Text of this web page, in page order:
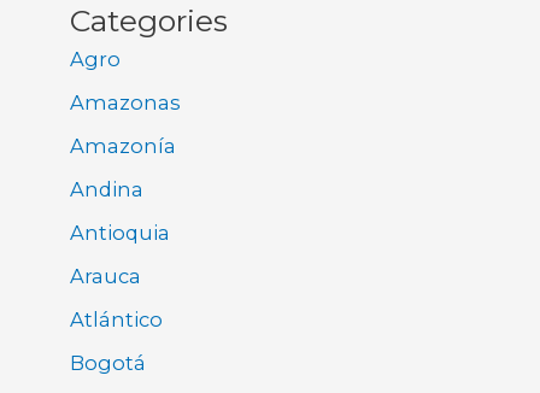
Categories
Agro
Amazonas
Amazonía
Andina
Antioquia
Arauca
Atlántico
Bogotá